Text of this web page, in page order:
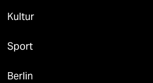
Kultur
Sport
Berlin